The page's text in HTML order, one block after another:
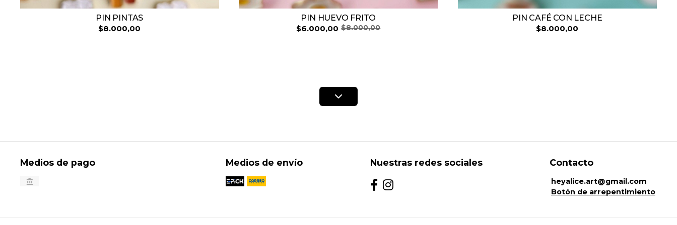
PIN PINTAS
$8.000,00
PIN HUEVO FRITO
$6.000,00 $8.000,00
PIN CAFÉ CON LECHE
$8.000,00
Medios de pago Medios de envío Nuestras redes sociales Contacto
heyalice.art@gmail.com
Botón de arrepentimiento